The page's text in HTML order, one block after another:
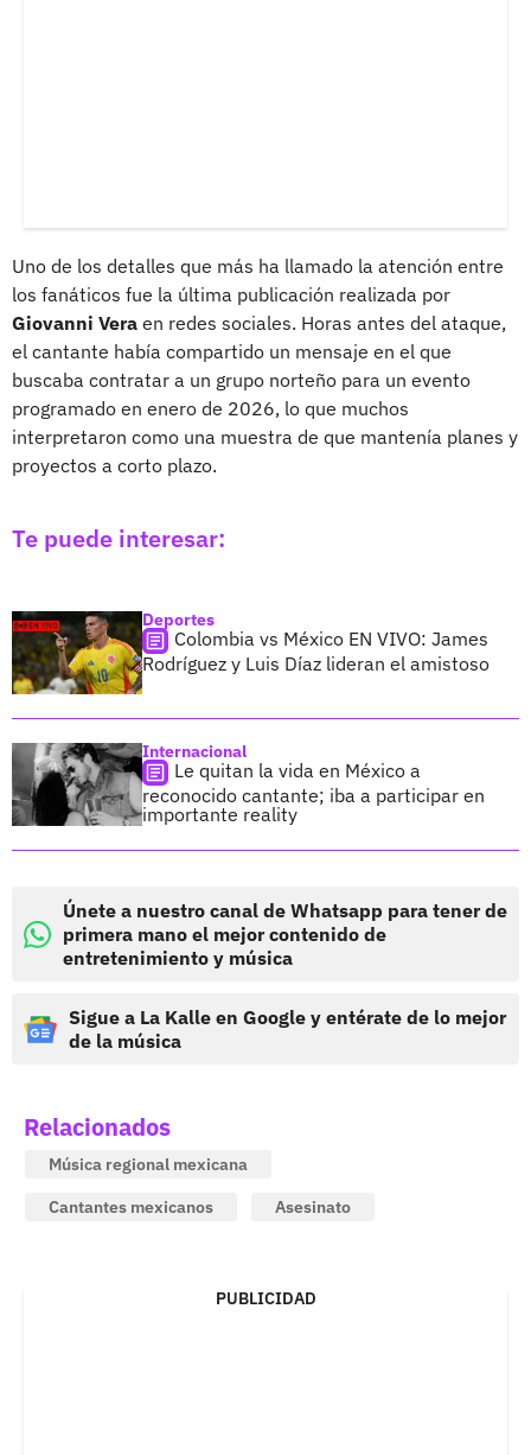
Uno de los detalles que más ha llamado la atención entre
los fanáticos fue la última publicación realizada por
Giovanni Vera en redes sociales. Horas antes del ataque,
el cantante había compartido un mensaje en el que
buscaba contratar a un grupo norteño para un evento
programado en enero de 2026, lo que muchos
interpretaron como una muestra de que mantenía planes y
proyectos a corto plazo.
Te puede interesar:
Deportes
Colombia vs México EN VIVO: James
Rodríguez y Luis Díaz lideran el amistoso
Internacional
Le quitan la vida en México a
reconocido cantante; iba a participar en
importante reality
Únete a nuestro canal de Whatsapp para tener de
primera mano el mejor contenido de
entretenimiento y música
Sigue a La Kalle en Google y entérate de lo mejor
de la música
Relacionados
Música regional mexicana
Cantantes mexicanos
Asesinato
PUBLICIDAD